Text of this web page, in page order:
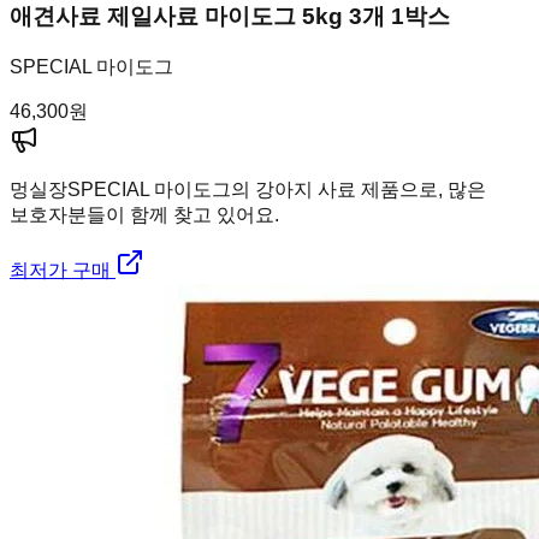
애견사료 제일사료 마이도그 5kg 3개 1박스
SPECIAL 마이도그
46,300원
멍실장SPECIAL 마이도그의 강아지 사료 제품으로, 많은
보호자분들이 함께 찾고 있어요.
최저가 구매